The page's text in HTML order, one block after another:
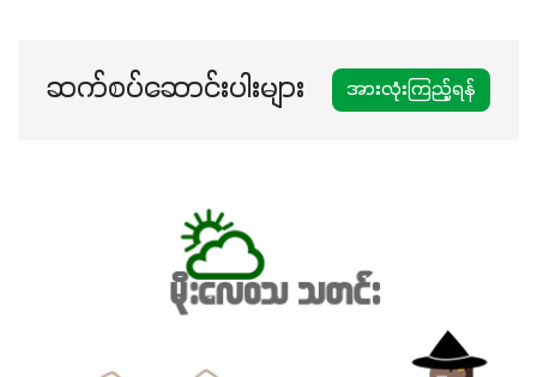
ဆက်စပ်ဆောင်းပါးများ အားလုံးကြည့်ရန်